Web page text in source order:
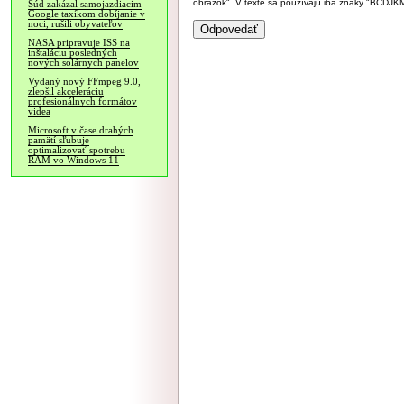
Súd zakázal samojazdiacim
Google taxíkom dobíjanie v
noci, rušili obyvateľov
NASA pripravuje ISS na
inštaláciu posledných
nových solárnych panelov
Vydaný nový FFmpeg 9.0,
zlepšil akceleráciu
profesionálnych formátov
videa
Microsoft v čase drahých
pamätí sľubuje
optimalizovať spotrebu
RAM vo Windows 11
obrázok". V texte sa používajú iba znaky